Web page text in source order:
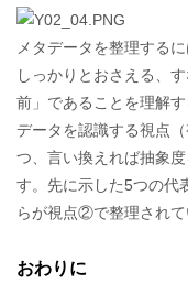
メタデータを整理するに
しっかりとおさえる、
前」であることを理解
データを認識する視点
つ、言い換えれば抽象
す。先に示した5つの代
らが視点②で整理されて
おわりに